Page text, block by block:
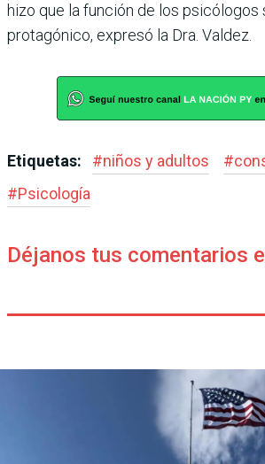
hizo que la función de los psicólogos
protagónico, expresó la Dra. Valdez.
Etiquetas: #niños y adultos #
#Psicología
Déjanos tus comentarios